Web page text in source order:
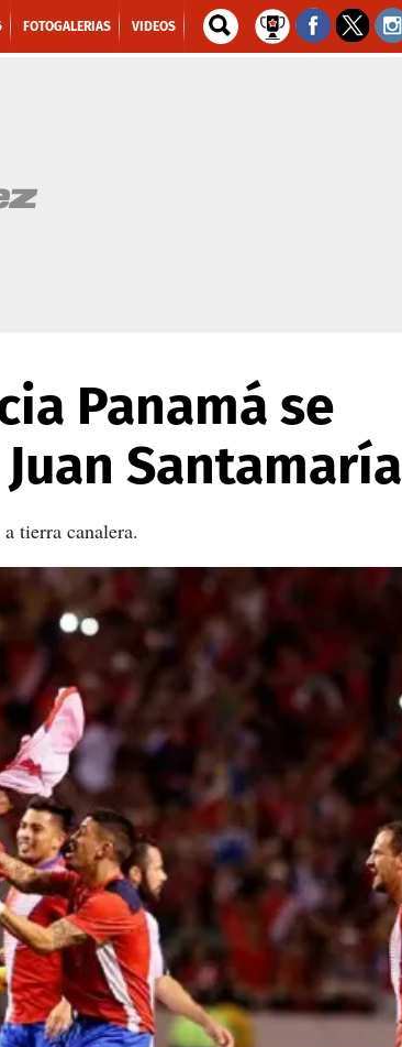
FOTOGALERIAS VIDEOS
Panamá se
Santamaría
tierra canalera.